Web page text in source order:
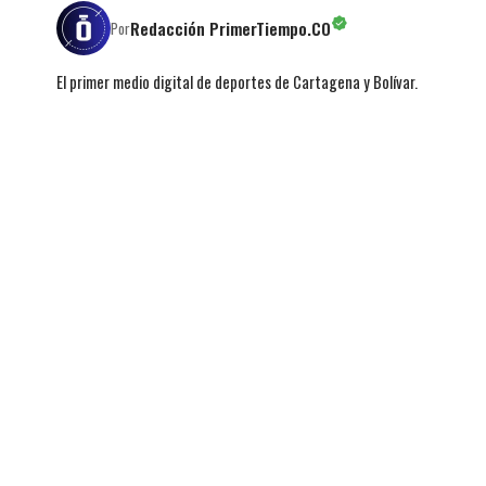
PorRedacción PrimerTiempo.CO
El primer medio digital de deportes de Cartagena y Bolívar.